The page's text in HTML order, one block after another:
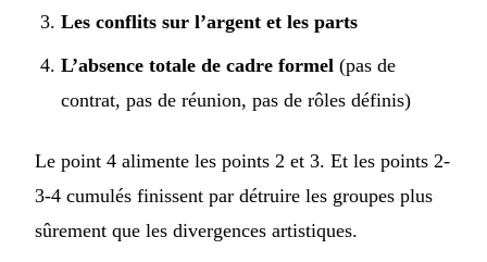
Les conflits sur l’argent et les parts
L’absence totale de cadre formel (pas de
contrat, pas de réunion, pas de rôles définis)
Le point 4 alimente les points 2 et 3. Et les points 2-
3-4 cumulés finissent par détruire les groupes plus
sûrement que les divergences artistiques.